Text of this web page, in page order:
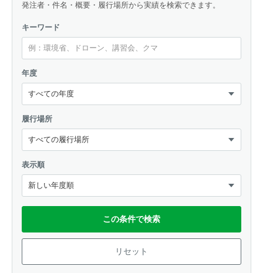
発注者・件名・概要・履行場所から実績を検索できます。
キーワード
年度
履行場所
表示順
この条件で検索
リセット
ュ柵等）
箱わな （イノシシ・シ
漁網
動物の種類から対策商品を選ぶ
イノシシ対策
タイワンリス対策